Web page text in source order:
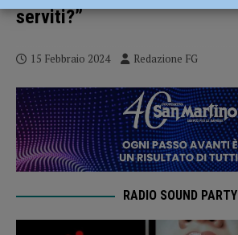
serviti?”
15 Febbraio 2024 Redazione FG
RADIO SOUND PARTY